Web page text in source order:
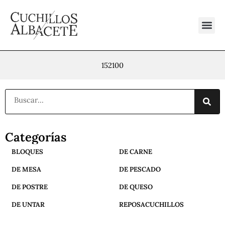
contenido
152100
Buscar
Categorías
BLOQUES DE CARNE
DE MESA DE PESCADO
DE POSTRE DE QUESO
DE UNTAR REPOSACUCHILLOS